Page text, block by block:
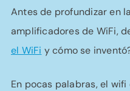
Antes de profundizar en
amplificadores de WiFi,
el WiFi y cómo se
En pocas palabras, el